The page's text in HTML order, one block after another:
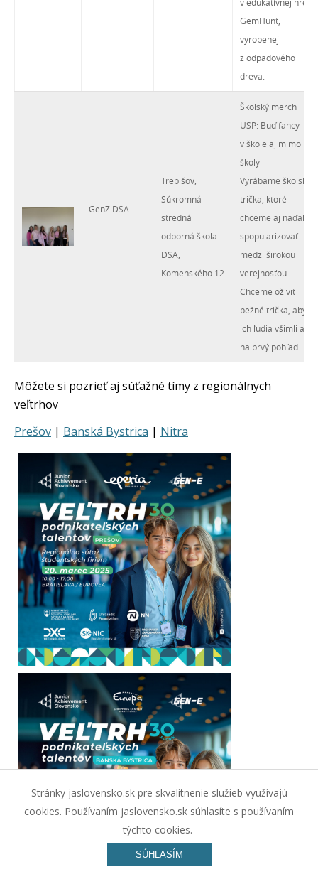
GemHunt,
vyrobenej
z odpadového
dreva.
GenZ DSA
Trebišov,
Súkromná
stredná
odborná škola
DSA,
Komenského 12
Školský merch
USP: Buď fancy
v škole aj mimo
školy
Vyrábame školské
trička, ktoré
chceme aj naďalej
spopularizovať
medzi širokou
verejnosťou.
Chceme oživiť
bežné trička, aby si
ich ľudia všimli aj
na prvý pohľad.
Môžete si pozrieť aj súťažné tímy z regionálnych
veľtrhov
Prešov | Banská Bystrica | Nitra
Stránky jaslovensko.sk pre skvalitnenie služieb využívajú
cookies. Používaním jaslovensko.sk súhlasíte s používaním
týchto cookies.
SÚHLASÍM